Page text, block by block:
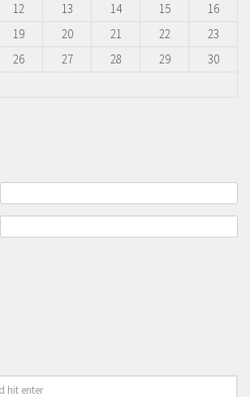
12 13 14 15
16
19 20 21 22
23
26 27 28 29
30